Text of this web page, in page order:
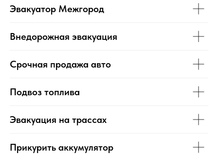
Эвакуатор Межгород
Внедорожная эвакуация
Срочная продажа авто
Подвоз топлива
Эвакуация на трассах
Прикурить аккумулятор